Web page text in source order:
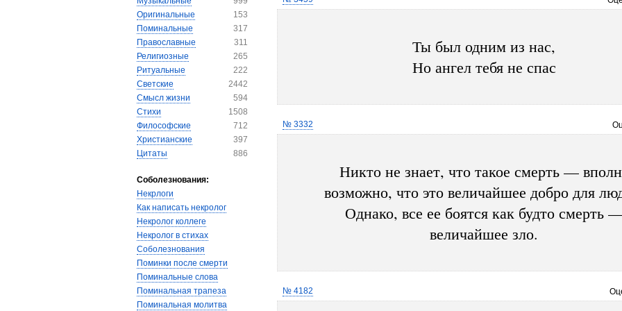
Оригинальные
153
Поминальные
317
Православные
311
Религиозные
265
Ритуальные
222
Светские
2442
Смысл жизни
594
Стихи
1508
Философские
712
Христианские
397
Цитаты
886
Соболезнования:
Некрлоги
Как написать некролог
Некролог коллеге
Некролог в стихах
Соболезнования
Поминки после смерти
Поминальные слова
Поминальная трапеза
Поминальная молитва
Ты был одним из нас,
Но ангел тебя не спас
№ 3332
Никто не знает, что такое смерть —
возможно, что это величайшее добро для
Однако, все ее боятся как будто смерть
величайшее зло.
№ 4182